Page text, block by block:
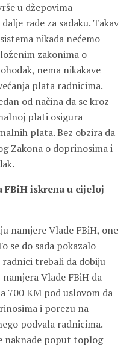
u džepovima
rade za sadaku. Takav
nikada nećemo
zakonima o
nema nikakave
plata radnicima.
od načina da se kroz
plati osigura
plata. Bez obzira da
Zakona o doprinosima i
FBiH iskrena u cijeloj
namjere Vlade FBiH, one
se do sada pokazalo
trebali da dobiju
Vlade FBiH da
700 KM pod uslovom da
i porezu na
podvala radnicima.
naknade poput toplog